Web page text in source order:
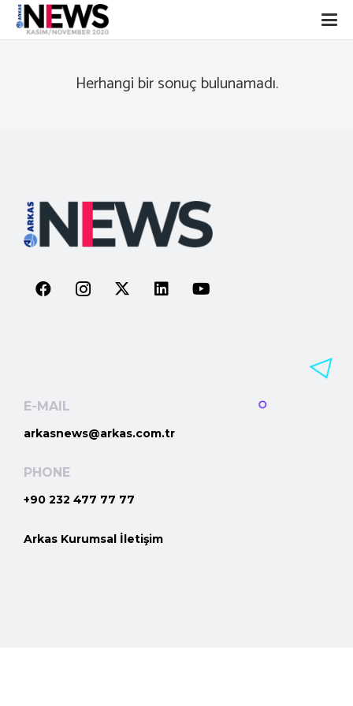
Herhangi bir sonuç bulunamadı.
E-MAIL
arkasnews@arkas.com.tr
PHONE
+90 232 477 77 77
Arkas Kurumsal İletişim